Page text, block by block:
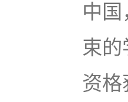
中
束
资格